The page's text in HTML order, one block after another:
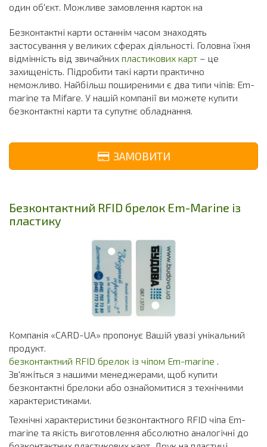
один об'єкт. Можливе замовлення карток на
Безконтактні карти останнім часом знаходять
застосування у великих сферах діяльності. Головна їхня
відмінність від звичайних пластикових карт – це
захищеність. Підробити такі карти практично
неможливо. Найбільш поширеними є два типи чіпів: Em-
marine та Mifare. У нашій компанії ви можете купити
безконтактні карти та супутнє обладнання.
ЗАМОВИТИ
Безконтактний RFID брелок Em-Marine із
пластику
Компанія «CARD-UA» пропонує Вашій увазі унікальний
продукт.
безконтактний RFID брелок із чіпом Em-marine .
Зв'яжіться з нашими менеджерами, щоб купити
безконтактні брелоки або ознайомитися з технічними
характеристиками.
Технічні характеристики безконтактного RFID чіпа Em-
marine та якість виготовлення абсолютно аналогічні до